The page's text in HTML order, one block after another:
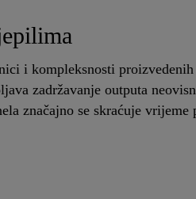
i kompleksnosti proizvedenih
zadržavanje outputa
značajno se skraćuje vrijeme